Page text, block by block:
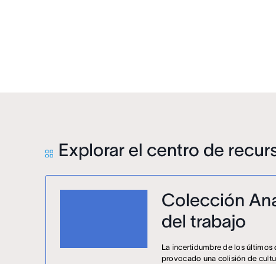
Explorar el centro de
Colección
del trabajo
La incertidumbre de los últimos
provocado una colisión de